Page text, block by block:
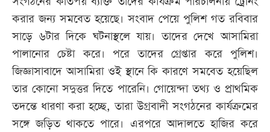
করার জন্য সমবেত হয়েছে। সংবাদ পেয়ে পুলিশ গত রবিবার
সাড়ে ৬টার দিকে ঘটনাস্থলে যায়। তাদের দেখে আসামিরা
পালানোর চেষ্টা করে। পরে তাদের গ্রেপ্তার করে পুলিশ।
জিজ্ঞাসাবাদে আসামিরা ওই স্থানে কি কারণে সমবেত হয়েছিল
তার কোনো সদুত্তর দিতে পারেনি। গোয়েন্দা তথ্য ও প্রাথমিক
তদন্তে ধারণা করা হচ্ছে, তারা উগ্রবাদী সংগঠনের কার্যক্রমের
সঙ্গে জড়িত থাকতে পারে। এরপরে আদালতে হাজির করে